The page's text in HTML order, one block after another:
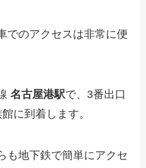
でのアクセスは非常に便
名古屋港駅で、3番出口
に到着します。
も地下鉄で簡単にアクセ